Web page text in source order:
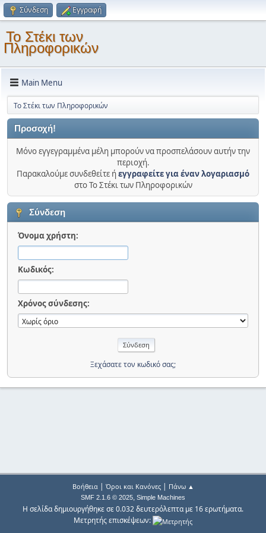
Σύνδεση Εγγραφή
Το Στέκι των
Πληροφορικών
Main Menu
Το Στέκι των Πληροφορικών
Προσοχή!
Μόνο εγγεγραμμένα μέλη μπορούν να προσπελάσουν αυτήν την
περιοχή.
Παρακαλούμε συνδεθείτε ήεγγραφείτε για έναν λογαριασμό
στο Το Στέκι των Πληροφορικών
Σύνδεση
Όνομα χρήστη:
Κωδικός:
Χρόνος σύνδεσης:
Ξεχάσατε τον κωδικό σας;
Βοήθεια| Όροι και Κανόνες| Πάνω ▲
SMF 2.1.6 © 2025, Simple Machines
Η σελίδα δημιουργήθηκε σε 0.032 δευτερόλεπτα με 16 ερωτήματα.
Μετρητής επισκέψεων: